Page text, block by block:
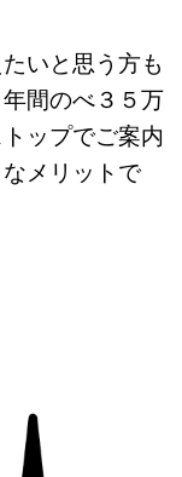
いと思う方も
間のべ３５万
ップでご案内
メリットで